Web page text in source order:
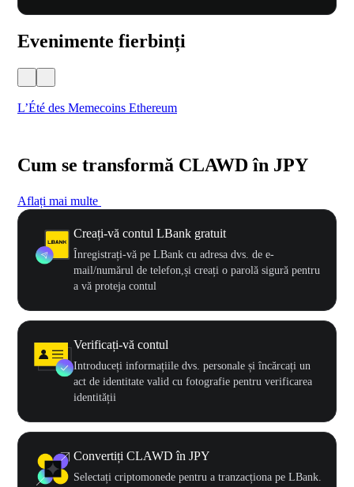
Evenimente fierbinți
L’Été des Memecoins Ethereum
Cum se transformă CLAWD în JPY
Aflați mai multe
Creați-vă contul LBank gratuit
Înregistrați-vă pe LBank cu adresa dvs. de e-
mail/numărul de telefon,și creați o parolă sigură pentru
a vă proteja contul
Verificați-vă contul
Introduceți informațiile dvs. personale și încărcați un
act de identitate valid cu fotografie pentru verificarea
identității
Convertiți CLAWD în JPY
Selectați criptomonede pentru a tranzacționa pe LBank.